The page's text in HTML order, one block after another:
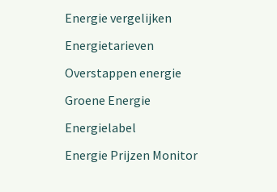
Energie vergelijken
Energietarieven
Overstappen energie
Groene Energie
Energielabel
Energie Prijzen Monitor